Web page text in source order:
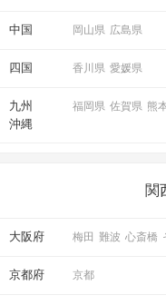
中国 岡山県 広島県
四国 香川県 愛媛県
九州
沖縄
福岡県 佐賀県 熊
関
大阪府 梅田 難波 心斎橋
京都府 京都